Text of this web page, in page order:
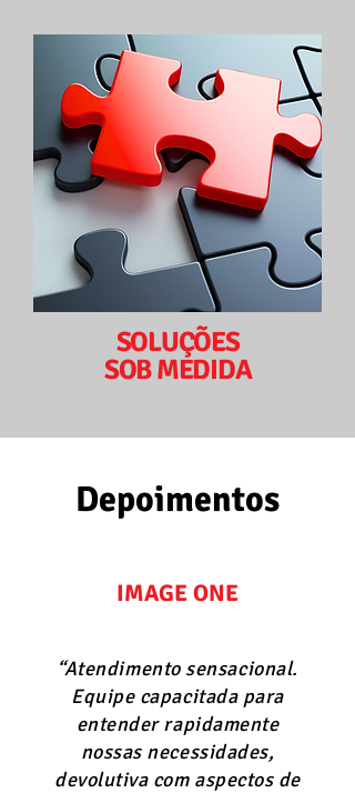
SOLUÇÕES
SOB MEDIDA
Depoimentos
IMAGE ONE
“Atendimento sensacional.
Equipe capacitada para
entender rapidamente
nossas necessidades,
devolutiva com aspectos de